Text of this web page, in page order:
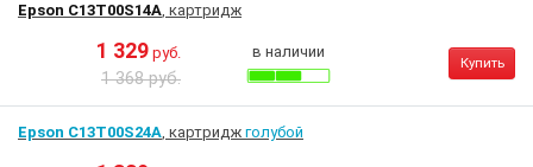
Epson C13T00S14A, картридж
1 329 руб.
1 368 руб.
в наличии
Купить
Epson C13T00S24A, картридж голубой